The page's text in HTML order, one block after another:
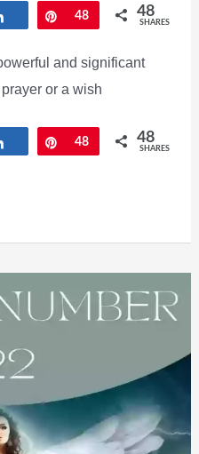
Share Pin
48 48
SHARES
and significant
or a wish
Share Pin
48 48
SHARES